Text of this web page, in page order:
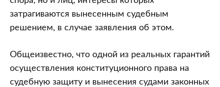
затрагиваются вынесенным судебным
решением, в случае заявления об этом.
Общеизвестно, что одной из реальных гарантий
осуществления конституционного права на
судебную защиту и вынесения судами законных